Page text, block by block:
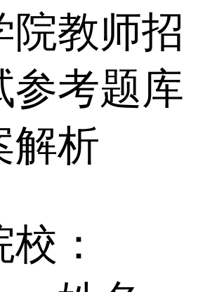
院教师招
参考题库
解析
：